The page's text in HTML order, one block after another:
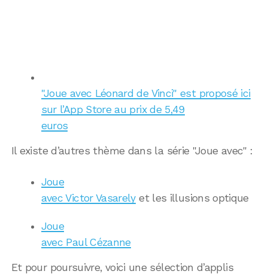
"Joue avec Léonard de Vinci" est proposé ici
sur l’App Store au prix de 5,49
euros
Il existe d’autres thème dans la série "Joue avec" :
Joue
avec Victor Vasarelyet les illusions optique
Joue
avec Paul Cézanne
Et pour poursuivre, voici une sélection d’applis